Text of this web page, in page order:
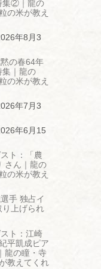
集②｜龍の
の米が教え
年8月3
の春64年
集｜龍の
の米が教え
年7月3
年6月15
ト：「農
さん｜龍の
の米が教え
手 独占イ
り上げられ
ト：江崎
平凱成ピア
龍の瞳・寺
教えてくれ